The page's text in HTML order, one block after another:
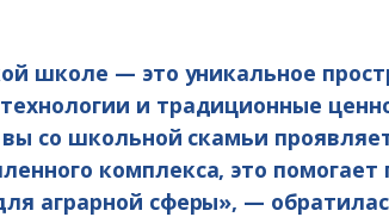
школе — это уникальное
и традиционные
со школьной скамьи
комплекса, это помогает
аграрной сферы», —